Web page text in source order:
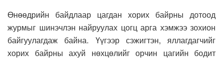
Өнөөдрийн байдлаар цагдан хорих байрны дотоод
журмыг шинэчлэн найруулах цогц арга хэмжээ зохион
байгуулагдаж байна. Үүгээр сэжигтэн, яллагдагчийг
хорих байрны ахуй нөхцөлийг орчин цагийн бодит